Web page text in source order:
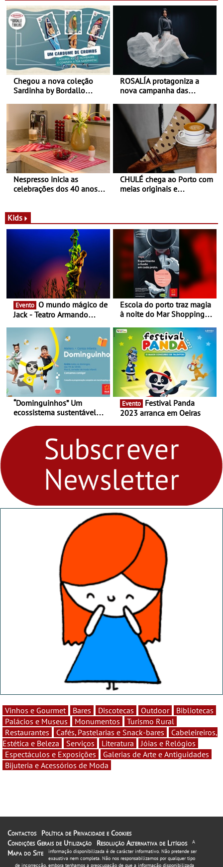
Chegou a nova coleção
Sardinha by Bordallo
ROSALÍA protagoniza a
nova campanha das
Balance
Nespresso inicia as
celebrações dos 40 anos
Novas - Edição limitada
Nespresso x Torres Novas
CHULÉ chega ao Porto com
meias originais e
Shopping
Kids
Evento
Jack - Teatro Armando
Escola do porto traz magia
à noite do Mar Shopping
29 de abril, às 21h00
“Dominguinhos” Um
ecossistema sustentável
fores - Atelier de Educação
Ambiental nos
“Dominguinhos” de 23 de
Evento
2023 arranca em Oeiras
Vinhos e Gourmet Bares Discotecas Outdoor
Bibliotecas
Palácios e Museus
Monumentos
Turismo Rural
Restaurantes
Cafés, Pastelarias e Snack-bares
Cabeleireiros,
Estética e Beleza
Serviços Literatura
Jóias e Relógios
Espectáculos e Exposições
Galerias de Arte e Antiguidades
Bijuteria e Acessórios de Moda
Contactos
Política de Privacidade e Cookies
Condições Gerais de Utilização
Resolução Alternativa de Litígios
Mapa do Site
A
informação disponibilizada é de carácter informativo. Não pretende ser
exaustiva nem completa. Não nos responsabilizamos por qualquer tipo
de incorrecção, embora tenhamos a preocupação de que a informação disponibilizada